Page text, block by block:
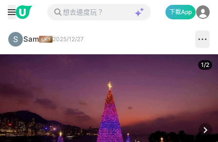
下載App
Sam 2025/12/27
1/2